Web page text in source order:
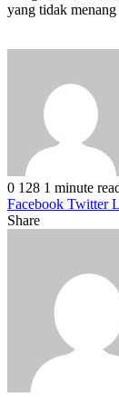
yang tidak
0 128 1 minute
Facebook Twitter
Share